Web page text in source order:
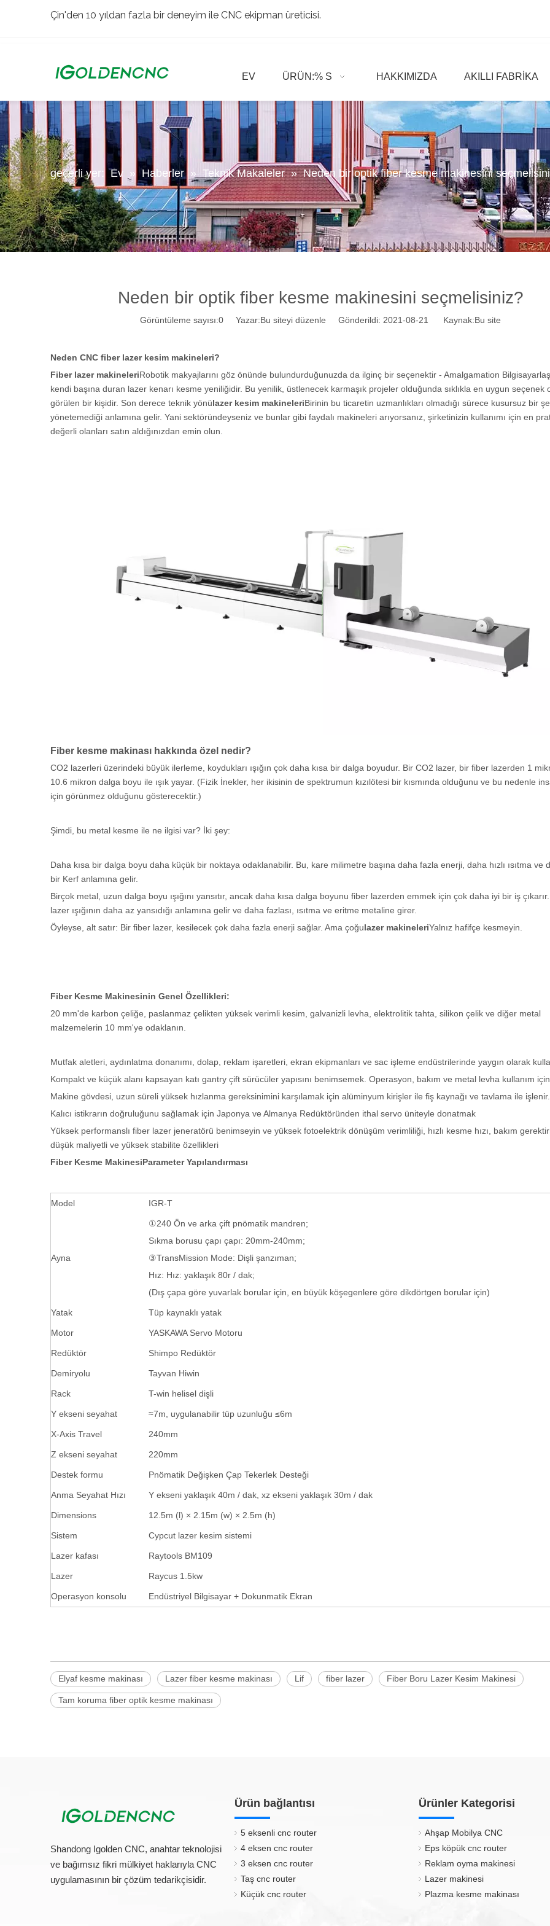
Çin'den 10 yıldan fazla bir deneyim ile CNC ekipman üreticisi.
EV ÜRÜN:% S HAKKIMIZDA AKILLI FABRIKA
geçerli yer: Ev » Haberler » Teknik Makaleler » Neden bir optik fiber kesme makinesini
Neden bir optik fiber kesme makinesini seçmelisiniz?
Görüntüleme sayısı:0 Yazar:Bu siteyi düzenle Gönderildi: 2021-08-21 Kaynak:Bu site
Neden CNC fiber lazer kesim makineleri?
Fiber lazer makineleriRobotik makyajlarını göz önünde bulundurduğunuzda da ilginç bir seçenektir - Amalgamation
kendi başına duran lazer kenarı kesme yeniliğidir. Bu yenilik, üstlenecek karmaşık projeler olduğunda sıklıkla en uygun seçenek
görülen bir kişidir. Son derece teknik yönülazer kesim makineleriBirinin bu ticaretin uzmanlıkları olmadığı sürece kusursuz bir
yönetemediği anlamına gelir. Yani sektöründeyseniz ve bunlar gibi faydalı makineleri arıyorsanız, şirketinizin kullanımı için en
değerli olanları satın aldığınızdan emin olun.
Fiber kesme makinası hakkında özel nedir?
CO2 lazerleri üzerindeki büyük ilerleme, koydukları ışığın çok daha kısa bir dalga boyudur. Bir CO2 lazer, bir fiber lazerden 1
10.6 mikron dalga boyu ile ışık yayar. (Fizik İnekler, her ikisinin de spektrumun kızılötesi bir kısmında olduğunu ve bu nedenle
için görünmez olduğunu gösterecektir.)
Şimdi, bu metal kesme ile ne ilgisi var? İki şey:
Daha kısa bir dalga boyu daha küçük bir noktaya odaklanabilir. Bu, kare milimetre başına daha fazla enerji, daha hızlı ısıtma ve
bir Kerf anlamına gelir.
Birçok metal, uzun dalga boyu ışığını yansıtır, ancak daha kısa dalga boyunu fiber lazerden emmek için çok daha iyi bir iş
lazer ışığının daha az yansıdığı anlamına gelir ve daha fazlası, ısıtma ve eritme metaline girer.
Öyleyse, alt satır: Bir fiber lazer, kesilecek çok daha fazla enerji sağlar. Ama çoğulazer makineleriYalnız hafifçe kesmeyin.
Fiber Kesme Makinesinin Genel Özellikleri:
20 mm'de karbon çeliğe, paslanmaz çelikten yüksek verimli kesim, galvanizli levha, elektrolitik tahta, silikon çelik ve diğer metal
malzemelerin 10 mm'ye odaklanın.
Mutfak aletleri, aydınlatma donanımı, dolap, reklam işaretleri, ekran ekipmanları ve sac işleme endüstrilerinde yaygın olarak
Kompakt ve küçük alanı kapsayan katı gantry çift sürücüler yapısını benimsemek. Operasyon, bakım ve metal levha kullanım
Makine gövdesi, uzun süreli yüksek hızlanma gereksinimini karşılamak için alüminyum kirişler ile fiş kaynağı ve tavlama ile işlenir.
Kalıcı istikrarın doğruluğunu sağlamak için Japonya ve Almanya Redüktöründen ithal servo üniteyle donatmak
Yüksek performanslı fiber lazer jeneratörü benimseyin ve yüksek fotoelektrik dönüşüm verimliliği, hızlı kesme hızı, bakım
düşük maliyetli ve yüksek stabilite özellikleri
Fiber Kesme MakinesiParameter Yapılandırması
Model IGR-T
Ayna
①240 Ön ve arka çift pnömatik mandren;
Sıkma borusu çapı çapı: 20mm-240mm;
③TransMission Mode: Dişli şanzıman;
Hız: Hız: yaklaşık 80r / dak;
(Dış çapa göre yuvarlak borular için, en büyük köşegenlere göre dikdörtgen borular için)
Yatak Tüp kaynaklı yatak
Motor YASKAWA Servo Motoru
Redüktör Shimpo Redüktör
Demiryolu Tayvan Hiwin
Rack T-win helisel dişli
Y ekseni seyahat ≈7m, uygulanabilir tüp uzunluğu ≤6m
X-Axis Travel 240mm
Z ekseni seyahat 220mm
Destek formu Pnömatik Değişken Çap Tekerlek Desteği
Anma Seyahat Hızı Y ekseni yaklaşık 40m / dak, xz ekseni yaklaşık 30m / dak
Dimensions 12.5m (l) × 2.15m (w) × 2.5m (h)
Sistem Cypcut lazer kesim sistemi
Lazer kafası Raytools BM109
Lazer Raycus 1.5kw
Operasyon konsolu Endüstriyel Bilgisayar + Dokunmatik Ekran
Elyaf kesme makinası Lazer fiber kesme makinası Lif fiber lazer Fiber Boru Lazer Kesim Makinesi
Tam koruma fiber optik kesme makinası
Shandong Igolden CNC, anahtar teknolojisi
ve bağımsız fikri mülkiyet haklarıyla CNC
uygulamasının bir çözüm tedarikçisidir.
Ürün bağlantısı
5 eksenli cnc router
4 eksen cnc router
3 eksen cnc router
Taş cnc router
Küçük cnc router
Ürünler Kategorisi
Ahşap Mobilya CNC
Eps köpük cnc router
Reklam oyma makinesi
Lazer makinesi
Plazma kesme makinası